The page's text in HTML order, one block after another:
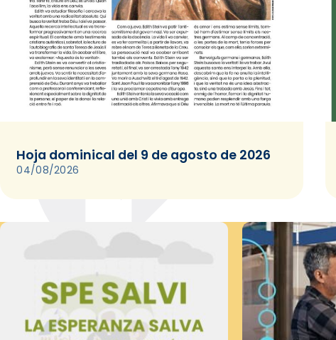
Hoja dominical del 9 de agosto de 2026
04/08/2026